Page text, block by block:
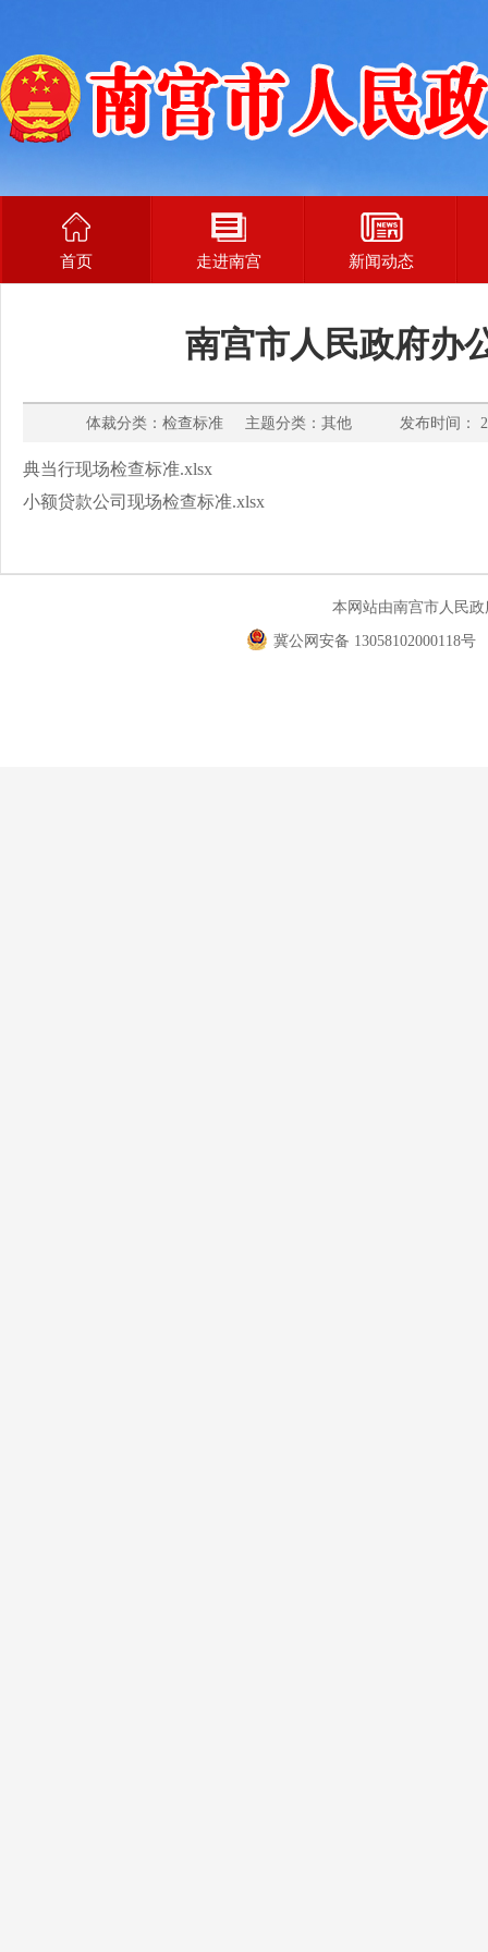
首页 走进南宫 新闻动态
南宫市人民政府办
体裁分类：检查标准 主题分类：其他 发布时间：
典当行现场检查标准.xlsx
小额贷款公司现场检查标准.xlsx
本网站由南宫市人民
冀公网安备 13058102000118号